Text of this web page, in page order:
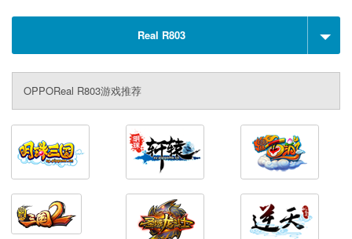
Real R803
OPPOReal R803游戏推荐